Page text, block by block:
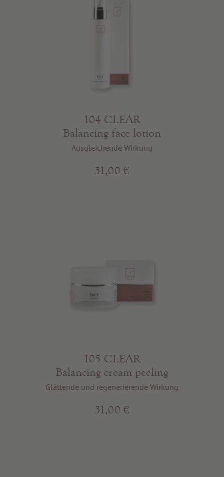
104 CLEAR
Balancing face lotion
Ausgleichende Wirkung
31,00 €
105 CLEAR
Balancing cream peeling
Glättende und regenerierende Wirkung
31,00 €